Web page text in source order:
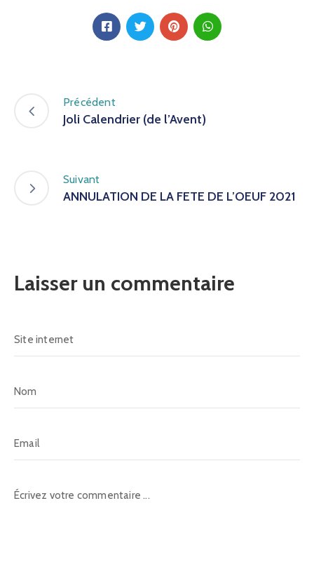
Précédent
Joli Calendrier (de l’Avent)
Suivant
ANNULATION DE LA FETE DE L’OEUF 2021
Laisser un commentaire